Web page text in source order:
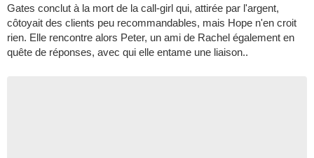
Gates conclut à la mort de la call-girl qui, attirée par l'argent,
côtoyait des clients peu recommandables, mais Hope n'en croit
rien. Elle rencontre alors Peter, un ami de Rachel également en
quête de réponses, avec qui elle entame une liaison..